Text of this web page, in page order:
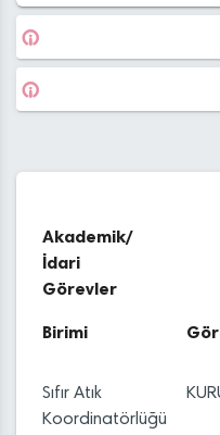
Akademik/
İdari
Görevler
Birimi
Sıfır Atık
Koordinatörlüğü